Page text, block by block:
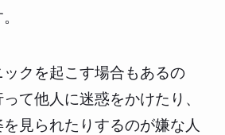
ックを起こす場合もあるの
て他人に迷惑をかけたり、
見られたりするのが嫌な人